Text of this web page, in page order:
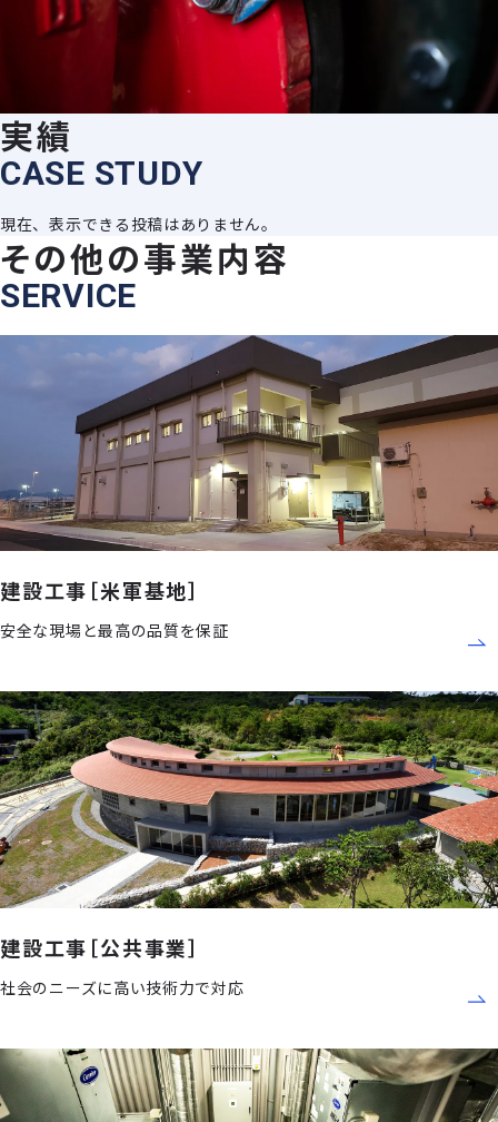
実績
CASE STUDY
現在、表示できる投稿はありません。
その他の事業内容
SERVICE
建設工事［米軍基地］
安全な現場と最高の品質を保証
建設工事［公共事業］
社会のニーズに高い技術力で対応